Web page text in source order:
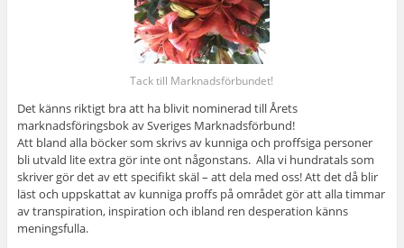
Tack till Marknadsförbundet!
Det känns riktigt bra att ha blivit nominerad till Årets
marknadsföringsbok av Sveriges Marknadsförbund!
Att bland alla böcker som skrivs av kunniga och proffsiga personer
bli utvald lite extra gör inte ont någonstans. Alla vi hundratals som
skriver gör det av ett specifikt skäl – att dela med oss! Att det då blir
läst och uppskattat av kunniga proffs på området gör att alla timmar
av transpiration, inspiration och ibland ren desperation känns
meningsfulla.